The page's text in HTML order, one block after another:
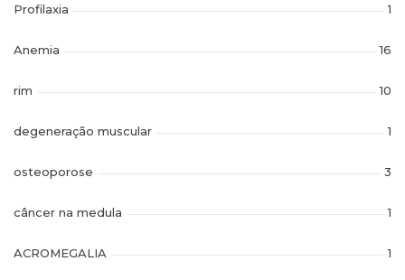
Profilaxia 1
Anemia 16
rim 10
degeneração muscular 1
osteoporose 3
câncer na medula 1
ACROMEGALIA 1